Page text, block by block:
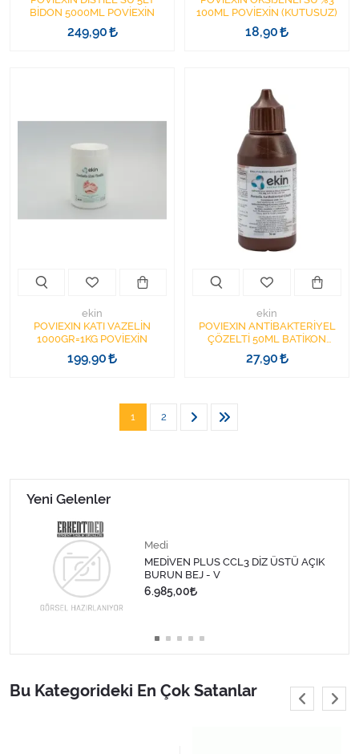
BİDON 5000ML POVİEXİN
249,90
100ML POVİEXİN (KUTUSUZ)
18,90
ekin
POVIEXIN KATI VAZELİN
1000GR=1KG POVİEXİN
199,90
ekin
POVIEXIN ANTİBAKTERİYEL
ÇÖZELTİ 50ML BATİKON
POVİEXİN (KUTUSUZ)
27,90
1 2
Yeni Gelenler
Medi
MEDİVEN PLUS CCL3 DİZ ÜSTÜ AÇIK
BURUN BEJ - V
6.985,00
Bu Kategorideki En Çok Satanlar